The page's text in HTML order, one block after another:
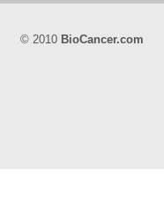
© 2010 BioCancer.com